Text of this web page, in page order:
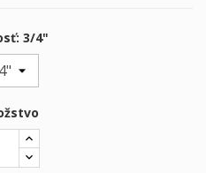
3/4"